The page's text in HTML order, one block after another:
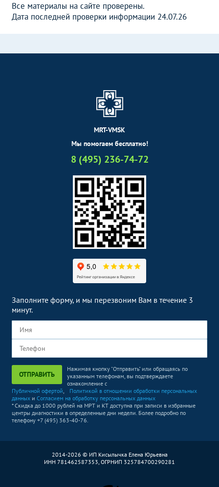
Все материалы на сайте проверены.
Дата последней проверки информации 24.07.26
MRT-VMSK
Мы помогаем бесплатно!
8 (495) 236-74-72
Заполните форму, и мы перезвоним Вам в течение 3
минут.
ОТПРАВИТЬ
Нажимая кнопку "Отправить" или обращаясь по
указанным телефонам, вы подтверждаете
ознакомление с
Публичной офертой,
Политикой в отношении обработки персональных
данных и Согласием на обработку персональных данных
* Скидка до 1000 рублей на МРТ и КТ доступна при записи в избранные
центры диагностики в определенные дни недели. Более подробно по
телефону +7 (495) 363-40-76.
2014-2026 © ИП Кисылычка Елена Юрьевна
ИНН 781462587353, ОГРНИП 325784700290281